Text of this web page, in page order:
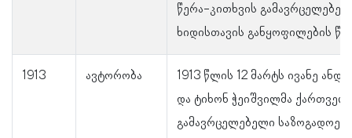
წერა-კითხვის
ხიდისთავის განყოფილების
1913 ავტორობა
1913 წლის 12 მარტს ივანე
და ტიხონ ჭეიშვილმა
გამავრცელებელი